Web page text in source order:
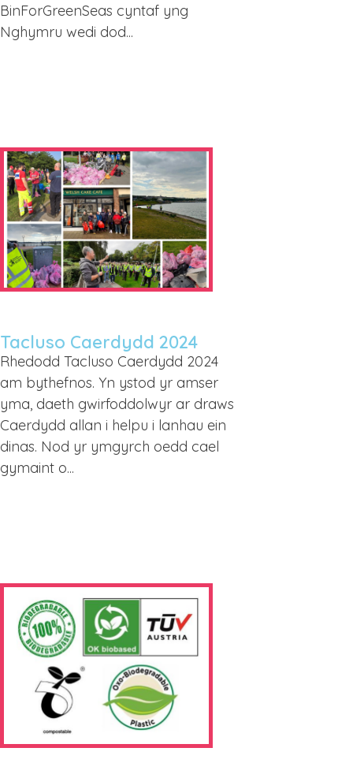
BinForGreenSeas cyntaf yng
Nghymru wedi dod...
Tacluso Caerdydd 2024
Rhedodd Tacluso Caerdydd 2024
am bythefnos. Yn ystod yr amser
yma, daeth gwirfoddolwyr ar draws
Caerdydd allan i helpu i lanhau ein
dinas. Nod yr ymgyrch oedd cael
gymaint o...